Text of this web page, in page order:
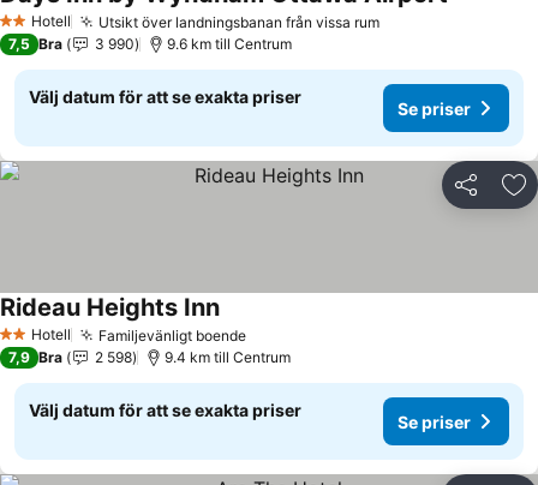
2 Stjärnor
Hotell Utsikt över landningsbanan från vissa rum
7,5 Bra 3 990 9.6 km till Centrum
Välj datum för att se exakta priser
Se priser
Dela
2 Stjärnor
Hotell Familjevänligt boende
Rideau Heights Inn
7,9 Bra 2 598 9.4 km till Centrum
Välj datum för att se exakta priser
Se priser